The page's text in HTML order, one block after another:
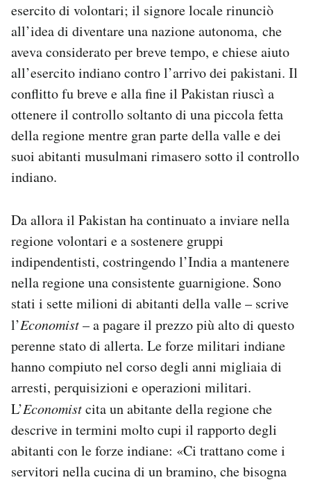
esercito di volontari; il signore locale rinunciò
all’idea di diventare una nazione autonoma, che
aveva considerato per breve tempo, e chiese aiuto
all’esercito indiano contro l’arrivo dei pakistani. Il
conflitto fu breve e alla fine il Pakistan riuscì a
ottenere il controllo soltanto di una piccola fetta
della regione mentre gran parte della valle e dei
suoi abitanti musulmani rimasero sotto il controllo
indiano.
Da allora il Pakistan ha continuato a inviare nella
regione volontari e a sostenere gruppi
indipendentisti, costringendo l’India a mantenere
nella regione una consistente guarnigione. Sono
stati i sette milioni di abitanti della valle – scrive
l’Economist– a pagare il prezzo più alto di questo
perenne stato di allerta. Le forze militari indiane
hanno compiuto nel corso degli anni migliaia di
arresti, perquisizioni e operazioni militari.
L’Economistcita un abitante della regione che
descrive in termini molto cupi il rapporto degli
abitanti con le forze indiane: «Ci trattano come i
servitori nella cucina di un bramino, che bisogna